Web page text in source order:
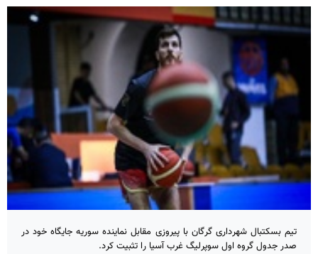
تیم بسکتبال شهرداری گرگان با پیروزی مقابل نماینده سوریه جایگاه خود در
صدر جدول گروه اول سوپرلیگ غرب آسیا را تثبیت کرد.